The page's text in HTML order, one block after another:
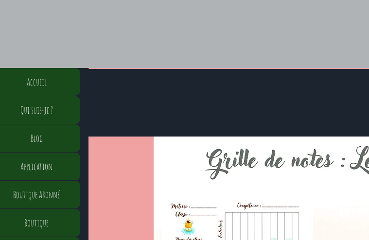
Accueil
Qui suis-je ?
Blog
Application
Boutique Abonné
Boutique